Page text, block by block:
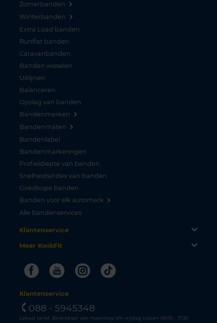
Zomerbanden
Winterbanden
Extra Load banden
Runflat banden
Caravanbanden
Banden wisselen
Uitlijnen
Balanceren
Opslag van banden
Bandenmerken
Bandenmaten
Bandenlabel
Bandenmarkeringen
Profieldiepte van banden
Snelheidsindex van banden
Goedkope banden
Banden voor elk automerk
Alle bandenservices
Klantenservice
Meer KwikFit
FacebookYoutubeInstagram
Tiktok
Klantenservice
088 - 5945348
Lokaal tarief. Bereikbaar van maandag t/m vrijdag tussen 08.00 - 17.30